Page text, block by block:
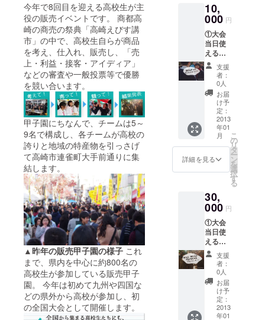
今年で8回目を迎える高校生が主
役の販売イベントです。 商都高
崎の商売の祭典「高崎えびす講
市」の中で、高校生自らが商品
を考え、仕入れ、販売し、「売
上・利益・接客・アイディア」
などの審査や一般投票等で優勝
を競い合います。
甲子園にちなんで、チームは5～
9名で構成し、各チームが高校の
誇りと地域の特産物を引っさげ
て高崎市連雀町大手前通りに集
結します。
▲昨年の販売甲子園の様子 これ
まで、県内を中心に約800名の
高校生が参加している販売甲子
園。 今年は初めて九州や四国な
どの県外から高校が参加し、初
の全国大会として開催します。
告書
10,
000 円
①大会
当日使
える商
品券
1,000円
分 ②感
謝！の
気持ち
を込め
て。。
サイト
と報告
書にお
名前記
載（任
意） ③
告書 ④
女子大
生が選
ぶ♪
ちょっ
とした
高崎
グッズ
⑤販売
甲子園
2015オ
フィ
シャル
支援
者：
0人
お届
け予
定：
2013
年01
月
詳細を見る
こ
の
リ
タ
ー
ン
を
選
択
す
る
30,
000 円
①大会
当日使
える商
品券
3,000円
分 ②感
謝！の
気持ち
を込め
て。。
サイト
支援
者：
0人
お届
け予
定：
2013
年01